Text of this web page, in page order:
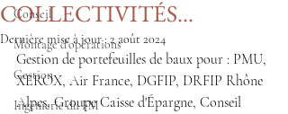
Conseil
Montage d'opérations
Gestion
Ingénierie du FM
COLLECTIVITÉS...
Dernière mise à jour : 2 août 2024
Gestion de portefeuilles de baux pour : PMU,
XEROX, Air France, DGFIP, DRFIP Rhône
Alpes, Groupe Caisse d'Épargne, Conseil